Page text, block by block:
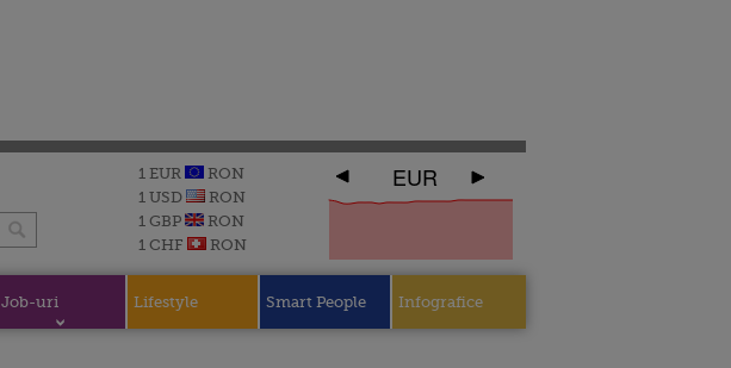
1 EUR
RON
1 USD
RON
1 GBP
RON
1 CHF
RON
EUR
Job-uri Lifestyle Smart People Infografice